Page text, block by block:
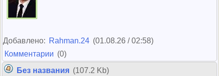
Добавлено: Rahman.24 (01.08.26 / 02:58)
Комментарии (0)
Без названия (107.2 Kb)